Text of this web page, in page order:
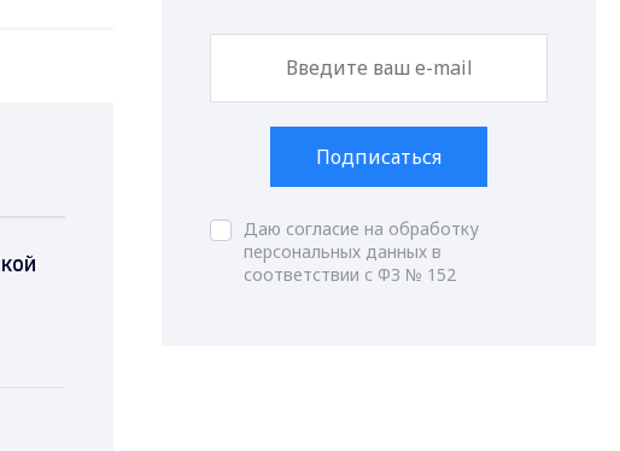
Подписаться
Даю согласие на обработку
персональных данных в
соответствии с ФЗ № 152